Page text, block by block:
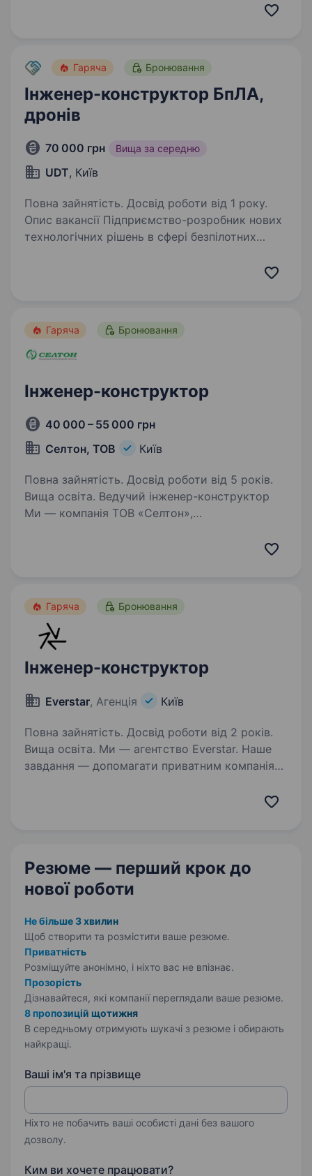
людей та наближати перемогу України. Один
Гаряча Бронювання
Інженер-конструктор БпЛА,
дронів
70 000 грн Вища за середню
UDT, Київ
Повна зайнятість. Досвід роботи від 1 року.
Опис вакансії Підприємство-розробник нових
технологічних рішень в сфері безпілотних
Гаряча Бронювання
Інженер-конструктор
40 000 – 55 000 грн
Селтон, ТОВ
Київ
Повна зайнятість. Досвід роботи від 5 років.
Вища освіта. Ведучий інженер-конструктор
Ми — компанія ТОВ «Селтон»,
промисловості…
Гаряча Бронювання
Інженер-конструктор
Everstar, Агенція Київ
Повна зайнятість. Досвід роботи від 2 років.
Вища освіта. Ми — агентство Everstar. Наше
завдання — допомагати приватним компаніям
Резюме — перший крок до
нової роботи
Не більше 3 хвилин
Щоб створити та розмістити ваше резюме.
Приватність
Розміщуйте анонімно, і ніхто вас не впізнає.
Прозорість
Дізнавайтеся, які компанії переглядали ваше резюме.
8 пропозицій щотижня
В середньому отримують шукачі з резюме і обирають
найкращі.
Ваші ім'я та прізвище
Ніхто не побачить ваші особисті дані без вашого
дозволу.
Ким ви хочете працювати?